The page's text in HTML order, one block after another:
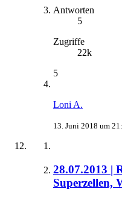
Antworten
5
Zugriffe
22k
5
Loni A.
13. Juni 2018 um
28.07.2013 |
Superzellen,